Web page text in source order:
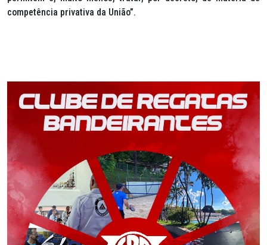
competência privativa da União”.